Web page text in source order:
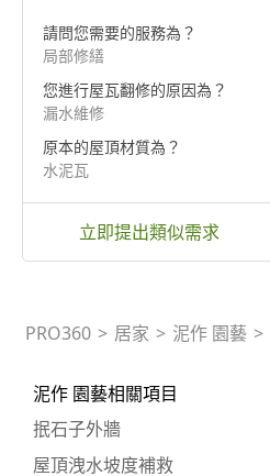
請問您需要的服務為？
局部修繕
您進行屋瓦翻修的原因為？
漏水維修
原本的屋頂材質為？
水泥瓦
立即提出類似需求
PRO360 > 居家 > 泥作 園藝 >
泥作 園藝相關項目
抿石子外牆
屋頂洩水坡度補救